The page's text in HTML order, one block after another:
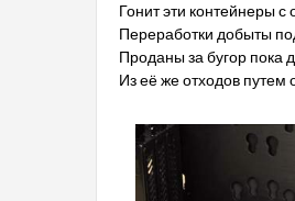
Гонит эти контейнеры с
Переработки добыты
Проданы за бугор пока
Из её же отходов путем